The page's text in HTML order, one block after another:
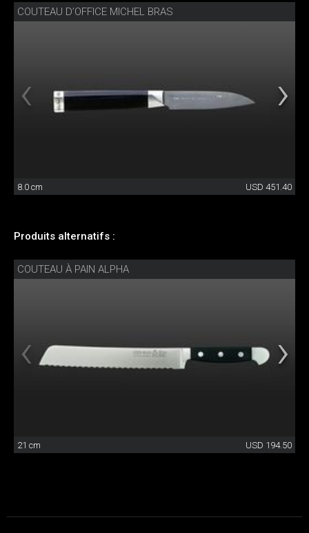
COUTEAU D’OFFICE MICHEL BRAS
8.0 cm USD 451.40
Produits alternatifs :
COUTEAU À PAIN ALPHA
21 cm USD 194.50